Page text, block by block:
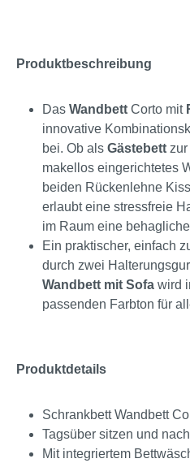
Produktbeschreibung
Das Wandbett Corto mit
innovative
bei. Ob als Gästebett
makellos eingerichtetes
beiden Rückenlehne
erlaubt eine stressfreie
im Raum eine
Ein praktischer, einfach
durch zwei
Wandbett mit Sofa wird
passenden Farbton für
Produktdetails
Schrankbett Wandbett
Tagsüber sitzen und
Mit integriertem